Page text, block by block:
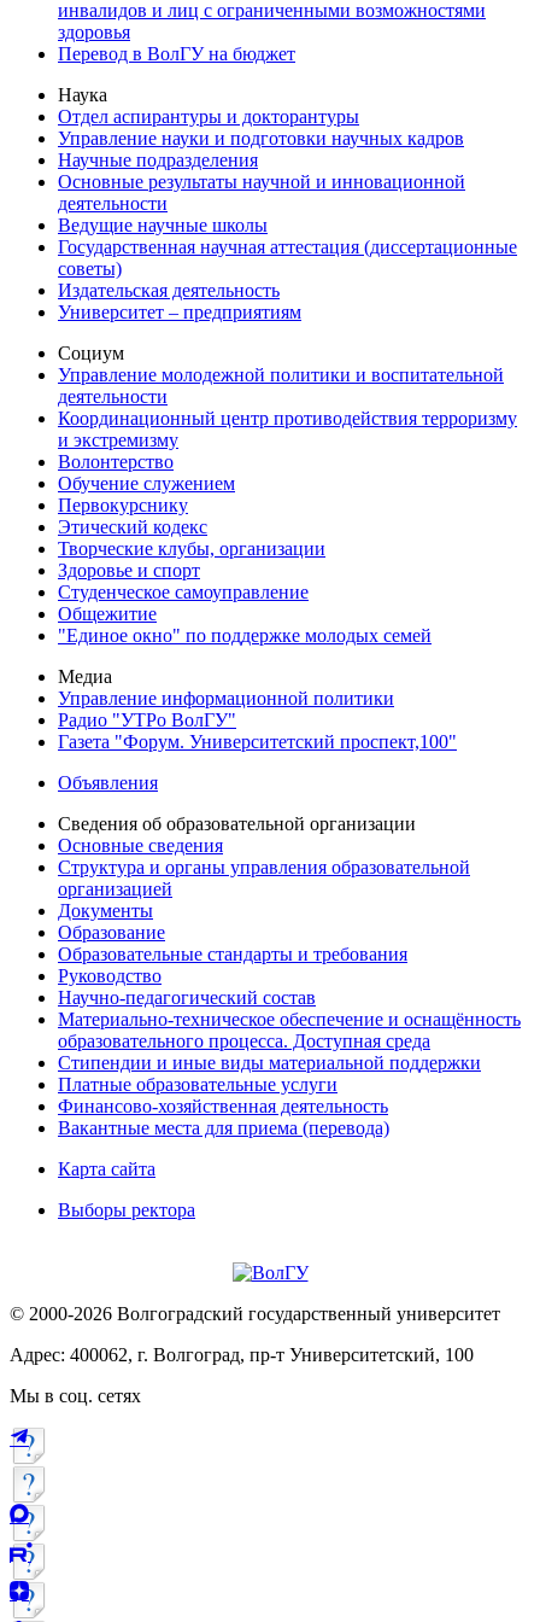
инвалидов и лиц с ограниченными возможностями
здоровья
Перевод в ВолГУ на бюджет
Наука
Отдел аспирантуры и докторантуры
Управление науки и подготовки научных кадров
Научные подразделения
Основные результаты научной и инновационной
деятельности
Ведущие научные школы
Государственная научная аттестация (диссертационные
советы)
Издательская деятельность
Университет – предприятиям
Социум
Управление молодежной политики и воспитательной
деятельности
Координационный центр противодействия терроризму
и экстремизму
Волонтерство
Обучение служением
Первокурснику
Этический кодекс
Творческие клубы, организации
Здоровье и спорт
Студенческое самоуправление
Общежитие
"Единое окно" по поддержке молодых семей
Медиа
Управление информационной политики
Радио "УТРо ВолГУ"
Газета "Форум. Университетский проспект,100"
Объявления
Сведения об образовательной организации
Основные сведения
Структура и органы управления образовательной
организацией
Документы
Образование
Образовательные стандарты и требования
Руководство
Научно-педагогический состав
Материально-техническое обеспечение и оснащённость
образовательного процесса. Доступная среда
Стипендии и иные виды материальной поддержки
Платные образовательные услуги
Финансово-хозяйственная деятельность
Вакантные места для приема (перевода)
Карта сайта
Выборы ректора
© 2000-2026 Волгоградский государственный университет
Адрес: 400062, г. Волгоград, пр-т Университетский, 100
Мы в соц. сетях